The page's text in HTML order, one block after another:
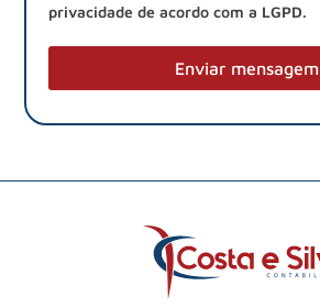
privacidade de acordo com a LGPD.
Enviar mensagem